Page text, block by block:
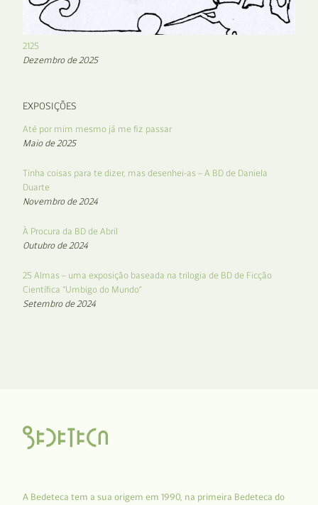
2125
Dezembro de 2025
EXPOSIÇÕES
Até por mim mesmo já me fiz passar
Maio de 2025
Tinha coisas para te dizer, mas desenhei-as – A BD de Daniela
Duarte
Novembro de 2024
À Procura da BD de Abril
Outubro de 2024
25 Almas – uma exposição baseada na trilogia de BD de Ficção
Científica “Umbigo do Mundo”
Setembro de 2024
A Bedeteca tem a sua origem em 1990, na primeira Bedeteca do